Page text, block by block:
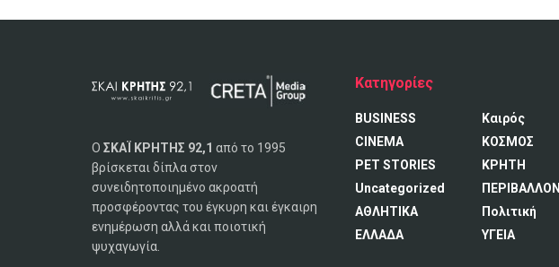
Ο ΣΚΑΪ ΚΡΗΤΗΣ 92,1 από το 1995
βρίσκεται δίπλα στον
συνειδητοποιημένο ακροατή
προσφέροντας του έγκυρη και έγκαιρη
ενημέρωση αλλά και ποιοτική
ψυχαγωγία.
Κατηγορίες
BUSINESS
CINEMA
PET STORIES
Uncategorized
ΑΘΛΗΤΙΚΑ
ΕΛΛΑΔΑ
Καιρός
ΚΟΣΜΟΣ
ΚΡΗΤΗ
ΠΕΡΙΒΑΛΛΟΝ
Πολιτική
ΥΓΕΙΑ